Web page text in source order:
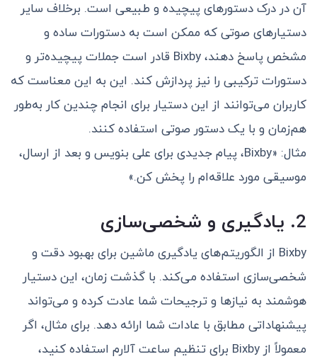
آن در درک دستورهای پیچیده و طبیعی است. برخلاف سایر
دستیارهای صوتی که ممکن است به دستورات ساده و
مشخص پاسخ دهند، Bixby قادر است جملات پیچیده‌تر و
دستورات ترکیبی را نیز پردازش کند. این به این معناست که
کاربران می‌توانند از این دستیار برای انجام چندین کار به‌طور
هم‌زمان و با یک دستور صوتی استفاده کنند.
مثال: «Bixby، پیام جدیدی برای علی بنویس و بعد از ارسال،
موسیقی مورد علاقه‌ام را پخش کن.»
2. یادگیری و شخصی‌سازی
Bixby از الگوریتم‌های یادگیری ماشین برای بهبود دقت و
شخصی‌سازی استفاده می‌کند. با گذشت زمان، این دستیار
هوشمند به نیازها و ترجیحات شما عادت کرده و می‌تواند
پیشنهاداتی مطابق با عادات شما ارائه دهد. برای مثال، اگر
معمولاً از Bixby برای تنظیم ساعت آلارم استفاده کنید،